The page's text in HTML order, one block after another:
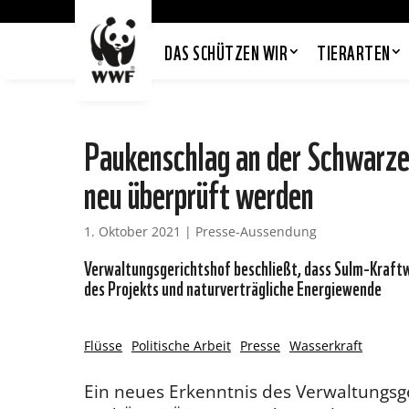
DAS SCHÜTZEN WIR TIERARTEN
Paukenschlag an der
neu überprüft werden
1. Oktober 2021 | Presse-Aussendung
Verwaltungsgerichtshof beschließt, dass Sulm-
des Projekts und naturverträgliche Energiewende
Flüsse Politische Arbeit Presse Wasserkraft
Ein neues Erkenntnis des